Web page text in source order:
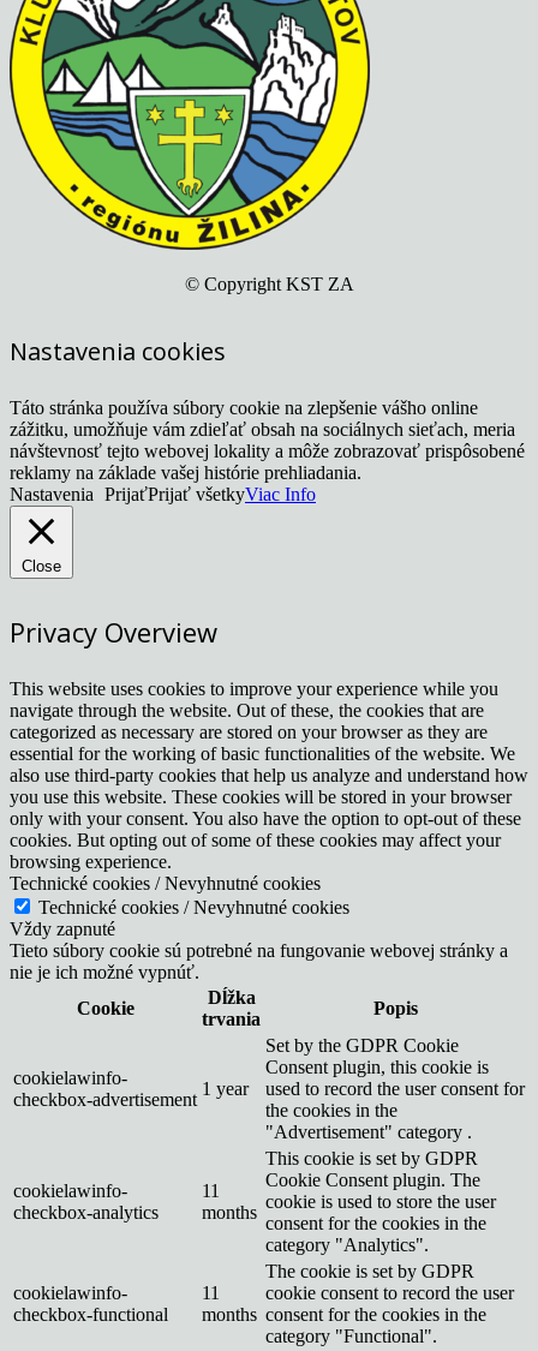
© Copyright KST ZA
Nastavenia cookies
Táto stránka používa súbory cookie na zlepšenie vášho online
zážitku, umožňuje vám zdieľať obsah na sociálnych sieťach, meria
návštevnosť tejto webovej lokality a môže zobrazovať prispôsobené
reklamy na základe vašej histórie prehliadania.
Nastavenia PrijaťPrijať všetkyViac Info
Close
Privacy Overview
This website uses cookies to improve your experience while you
navigate through the website. Out of these, the cookies that are
categorized as necessary are stored on your browser as they are
essential for the working of basic functionalities of the website. We
also use third-party cookies that help us analyze and understand how
you use this website. These cookies will be stored in your browser
only with your consent. You also have the option to opt-out of these
cookies. But opting out of some of these cookies may affect your
browsing experience.
Technické cookies / Nevyhnutné cookies
Technické cookies / Nevyhnutné cookies
Vždy zapnuté
Tieto súbory cookie sú potrebné na fungovanie webovej stránky a
nie je ich možné vypnúť.
Cookie
Dĺžka
trvania
Popis
cookielawinfo-
checkbox-advertisement
1 year
Set by the GDPR Cookie
Consent plugin, this cookie is
used to record the user consent for
the cookies in the
"Advertisement" category .
cookielawinfo-
checkbox-analytics
11
months
This cookie is set by GDPR
Cookie Consent plugin. The
cookie is used to store the user
consent for the cookies in the
category "Analytics".
cookielawinfo-
checkbox-functional
11
months
The cookie is set by GDPR
cookie consent to record the user
consent for the cookies in the
category "Functional".